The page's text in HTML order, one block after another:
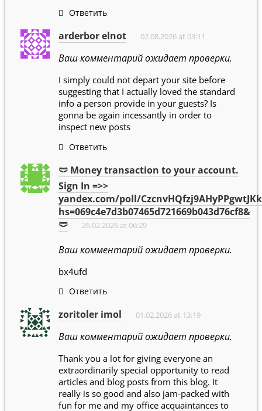
Ответить
arderbor elnot 02.08.2026 at 03:11
Ваш комментарий ожидает проверки.
I simply could not depart your site before
suggesting that I actually loved the standard
info a person provide in your guests? Is
gonna be again incessantly in order to
inspect new posts
Ответить
🩲 Money transaction to your account.
Sign In =>>
yandex.com/poll/
hs=069c4e7d3b07465d721669b043d76cf8&
🩲
26.02.2026 at 06:29
Ваш комментарий ожидает проверки.
bx4ufd
Ответить
zoritoler imol 01.02.2026 at 13:19
Ваш комментарий ожидает проверки.
Thank you a lot for giving everyone an
extraordinarily special opportunity to read
articles and blog posts from this blog. It
really is so good and also jam-packed with
fun for me and my office acquaintances to